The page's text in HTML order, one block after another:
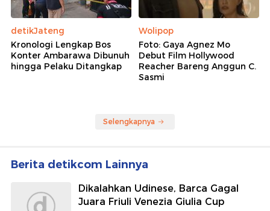
detikJateng
Kronologi Lengkap Bos
Konter Ambarawa Dibunuh
hingga Pelaku Ditangkap
Wolipop
Foto: Gaya Agnez Mo
Debut Film Hollywood
Reacher Bareng Anggun C.
Sasmi
Selengkapnya
Berita detikcom Lainnya
Dikalahkan Udinese, Barca Gagal
Juara Friuli Venezia Giulia Cup